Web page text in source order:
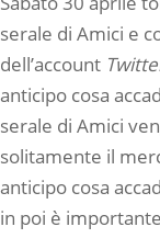
serale di Amici e
dell’account
anticipo cosa
serale di Amici
solitamente il
anticipo cosa
in poi è